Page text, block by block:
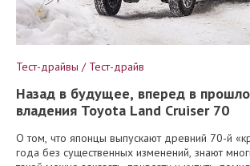
Тест-драйвы / Тест-драйв
Назад в будущее, вперед в
владения Toyota Land Cruiser 70
О том, что японцы выпускают древний 70-й
года без существенных изменений, знают